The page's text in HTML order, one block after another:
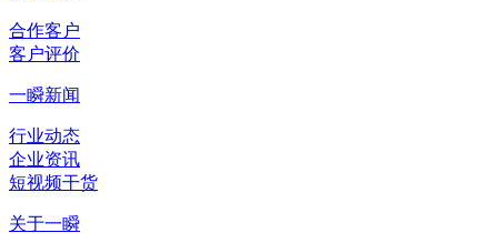
合作客户
客户评价
一瞬新闻
行业动态
企业资讯
短视频干货
关于一瞬